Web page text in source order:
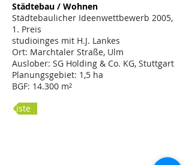
Städtebau / Wohnen
Städtebaulicher Ideenwettbewerb 2005,
1. Preis
studioinges mit H.J. Lankes
Ort: Marchtaler Straße, Ulm
Auslober: SG Holding & Co. KG, Stuttgart
Planungsgebiet: 1,5 ha
BGF: 14.300 m²
Liste